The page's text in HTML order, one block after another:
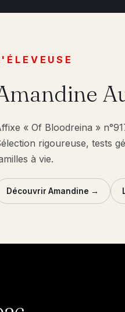
« Of Bloodreina »
rigoureuse, tests
à vie.
Découvrir Amandine →